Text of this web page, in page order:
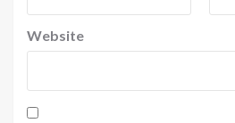
Website